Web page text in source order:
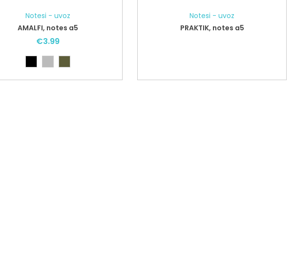
Notesi - uvoz
AMALFI, notes a5
€3.99
Notesi - uvoz
PRAKTIK, notes a5